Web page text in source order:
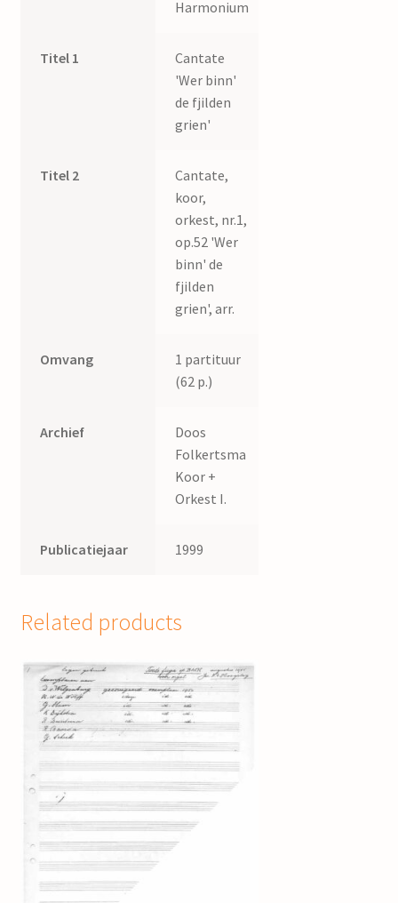
Harmonium
Titel 1
Cantate
'Wer binn'
de fjilden
grien'
Titel 2
Cantate,
koor,
orkest, nr.1,
op.52 'Wer
binn' de
fjilden
grien', arr.
Omvang
1 partituur
(62 p.)
Archief
Doos
Folkertsma
Koor +
Orkest I.
Publicatiejaar 1999
Related products